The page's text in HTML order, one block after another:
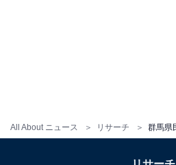
All About ニュース リサーチ